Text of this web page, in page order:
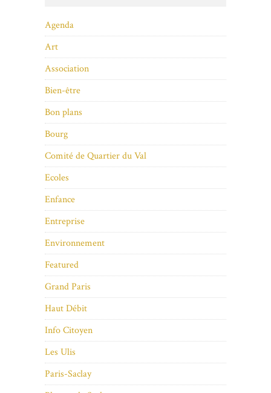
Agenda
Art
Association
Bien-être
Bon plans
Bourg
Comité de Quartier du Val
Ecoles
Enfance
Entreprise
Environnement
Featured
Grand Paris
Haut Débit
Info Citoyen
Les Ulis
Paris-Saclay